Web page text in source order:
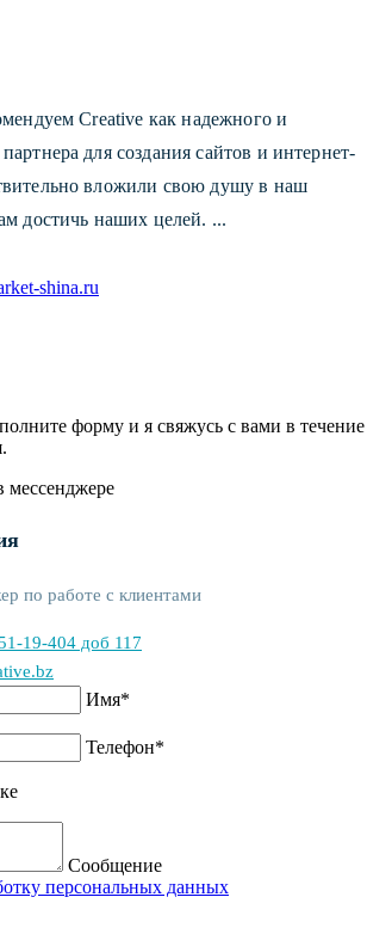
Creative как надежного и
для создания сайтов и интернет-
вложили свою душу в наш
достичь наших целей. ...
shina.ru
форму и я свяжусь с вами в течение
по работе с клиентами
19-404 доб 117
Имя*
Телефон*
Сообщение
персональных данных